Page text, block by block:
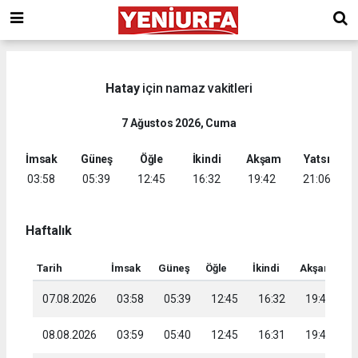
Hatayiçin namaz vakitleri
7 Ağustos 2026, Cuma
İmsak
03:58
Güneş
05:39
Öğle
12:45
İkindi
16:32
Akşam
19:42
Yatsı
21:06
Haftalık
Tarih İmsak Güneş Öğle İkindi Akşam
07.08.2026 03:58 05:39 12:45 16:32 19:42
08.08.2026 03:59 05:40 12:45 16:31 19:41